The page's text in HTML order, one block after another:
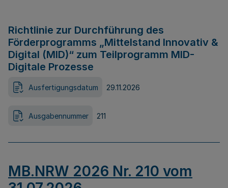
Richtlinie zur Durchführung des
Förderprogramms „Mittelstand Innovativ &
Digital (MID)“ zum Teilprogramm MID-
Digitale Prozesse
Ausfertigungsdatum 29.11.2026
Ausgabennummer 211
MB.NRW 2026 Nr. 210 vom